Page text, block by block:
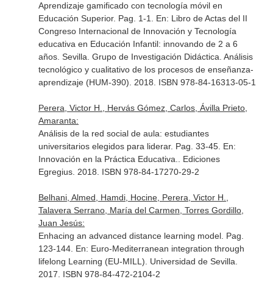
Aprendizaje gamificado con tecnología móvil en
Educación Superior. Pag. 1-1. En: Libro de Actas del II
Congreso Internacional de Innovación y Tecnología
educativa en Educación Infantil: innovando de 2 a 6
años. Sevilla. Grupo de Investigación Didáctica. Análisis
tecnológico y cualitativo de los procesos de enseñanza-
aprendizaje (HUM-390). 2018. ISBN 978-84-16313-05-1
Perera, Victor H., Hervás Gómez, Carlos, Ávilla Prieto,
Amaranta:
Análisis de la red social de aula: estudiantes
universitarios elegidos para liderar. Pag. 33-45. En:
Innovación en la Práctica Educativa.
. Ediciones
Egregius. 2018. ISBN 978-84-17270-29-2
Belhani, Almed, Hamdi, Hocine, Perera, Victor H.,
Talavera Serrano, María del Carmen, Torres Gordillo,
Juan Jesús:
Enhacing an advanced distance learning model. Pag.
123-144. En: Euro-Mediterranean integration through
lifelong Learning (EU-MILL) . Universidad de Sevilla.
2017. ISBN 978-84-472-2104-2